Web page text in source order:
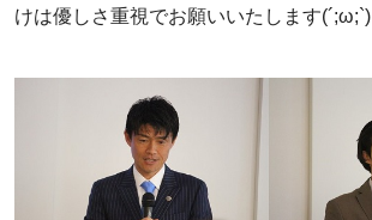
けは優しさ重視でお願いいたします(´;ω;`)